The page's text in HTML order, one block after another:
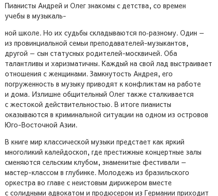
Пианисты Андрей и Олег знакомы с детства, со времен
учебы в музыкаль-
ной школе. Но их судьбы складываются по‑разному. Один —
из провинциальной семьи преподавателей-музыкантов,
другой — сын статусных родителей-москвичей. Оба
талантливы и харизматичны. Каждый на свой лад выстраивает
отношения с женщинами. Замкнутость Андрея, его
погруженность в музыку приводят к конфликтам на работе
и дома. Излишне общительный Олег также сталкивается
с жестокой действительностью. В итоге пианисты
оказываются в криминальной ситуации на одном из островов
Юго-Восточной Азии.
В книге мир классической музыки предстает как яркий
многоликий калейдоскоп, где престижные концертные залы
сменяются сельским клубом, знаменитые фестивали —
мастер-классом в глубинке. Молодежь из бразильского
оркестра во главе с неистовым дирижером вместе
с солидными адвокатом и продюсером из Германии приходит